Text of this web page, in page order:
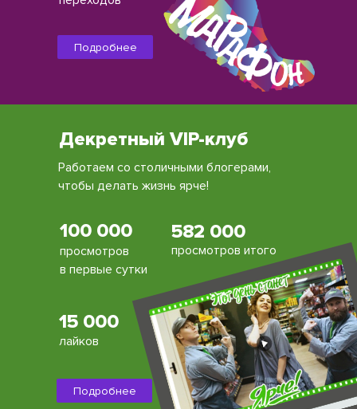
Подробнее
Декретный VIP-клуб
Работаем со столичными блогерами,
чтобы делать жизнь ярче!
просмотров
в первые сутки
100 000 582 000
15 000
просмотров итого
Подробнее
лайков